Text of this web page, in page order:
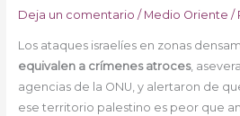
Deja un comentario / Medio Oriente /
Los ataques israelíes en zonas
equivalen a crímenes atroces,
agencias de la ONU, y alertaron de
ese territorio palestino es peor que